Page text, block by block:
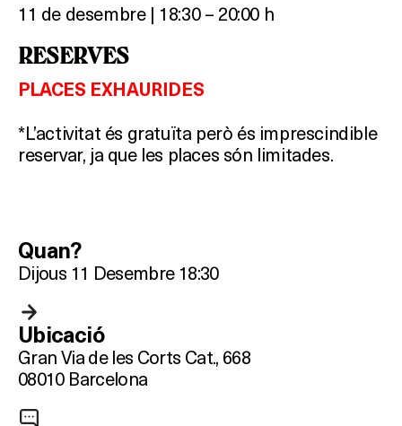
11 de desembre | 18:30 – 20:00 h
RESERVES
PLACES EXHAURIDES
*L’activitat és gratuïta però és imprescindible
reservar, ja que les places són limitades.
Quan?
Dijous 11 Desembre 18:30
Ubicació
Gran Via de les Corts Cat., 668
08010 Barcelona